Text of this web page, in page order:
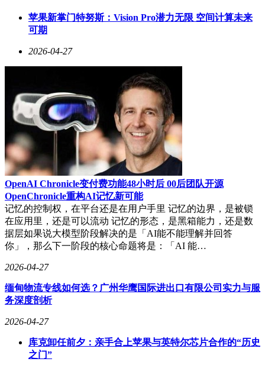
苹果新掌门特努斯：Vision Pro潜力无限 空间计算未来
可期
2026-04-27
OpenAI Chronicle变付费功能48小时后 00后团队开源
OpenChronicle重构AI记忆新可能
记忆的控制权，在平台还是在用户手里 记忆的边界，是被锁
在应用里，还是可以流动 记忆的形态，是黑箱能力，还是数
据层如果说大模型阶段解决的是「AI能不能理解并回答
你」，那么下一阶段的核心命题将是：「AI 能…
2026-04-27
缅甸物流专线如何选？广州华鹰国际进出口有限公司实力与服
务深度剖析
2026-04-27
库克卸任前夕：亲手合上苹果与英特尔芯片合作的“历史
之门”